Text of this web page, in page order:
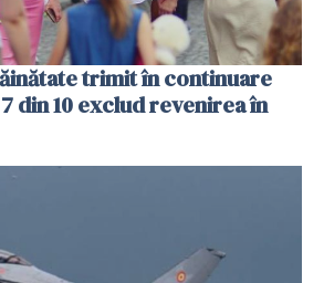
trimit în continuare
din 10 exclud revenirea în